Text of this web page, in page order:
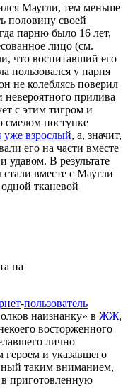
Маугли, тем меньше
половину своей
парню было 16 лет,
лицо (см.
что воспитавший его
пользовался у парня
не колеблясь поверил
прилива
с этим тигром и
смелом поступке
уже взрослый, а, значит,
его на части вместе
удавом. В результате
вместе с Маугли
тканевой
на
-пользователь
наизнанку» в ЖЖ,
восторженного
лично
героем и указавшего
таким вниманием,
приготовленную